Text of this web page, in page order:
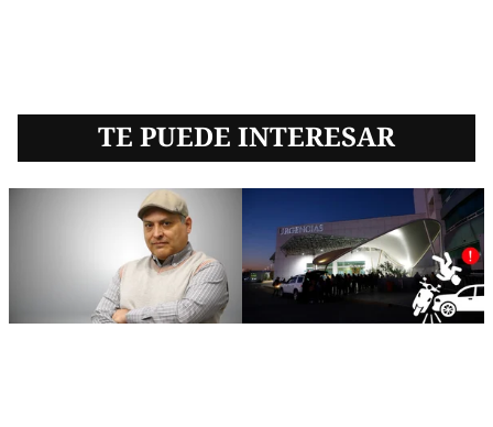
TE PUEDE INTERESAR